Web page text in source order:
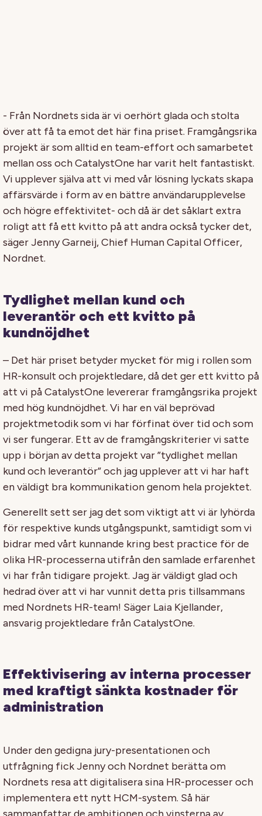
- Från Nordnets sida är vi oerhört glada och stolta
över att få ta emot det här fina priset. Framgångsrika
projekt är som alltid en team-effort och samarbetet
mellan oss och CatalystOne har varit helt fantastiskt.
Vi upplever själva att vi med vår lösning lyckats skapa
affärsvärde i form av en bättre användarupplevelse
och högre effektivitet- och då är det såklart extra
roligt att få ett kvitto på att andra också tycker det,
säger Jenny Garneij, Chief Human Capital Officer,
Nordnet.
Tydlighet mellan kund och
leverantör och ett kvitto på
kundnöjdhet
– Det här priset betyder mycket för mig i rollen som
HR-konsult och projektledare, då det ger ett kvitto på
att vi på CatalystOne levererar framgångsrika projekt
med hög kundnöjdhet. Vi har en väl beprövad
projektmetodik som vi har förfinat över tid och som
vi ser fungerar. Ett av de framgångskriterier vi satte
upp i början av detta projekt var ”tydlighet mellan
kund och leverantör” och jag upplever att vi har haft
en väldigt bra kommunikation genom hela projektet.
Generellt sett ser jag det som viktigt att vi är lyhörda
för respektive kunds utgångspunkt, samtidigt som vi
bidrar med vårt kunnande kring best practice för de
olika HR-processerna utifrån den samlade erfarenhet
vi har från tidigare projekt. Jag är väldigt glad och
hedrad över att vi har vunnit detta pris tillsammans
med Nordnets HR-team! Säger Laia Kjellander,
ansvarig projektledare från CatalystOne.
Effektivisering av interna processer
med kraftigt sänkta kostnader för
administration
Under den gedigna jury-presentationen och
utfrågning fick Jenny och Nordnet berätta om
Nordnets resa att digitalisera sina HR-processer och
implementera ett nytt HCM-system. Så här